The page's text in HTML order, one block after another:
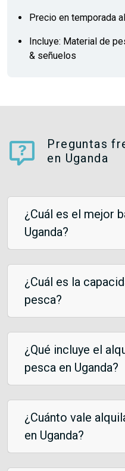
Precio en temporada
Incluye: Material de
& señuelos
Preguntas
en Uganda
¿Cuál es el mejor
Uganda?
¿Cuál es la
pesca?
¿Qué incluye el
pesca en Uganda?
¿Cuánto vale
en Uganda?